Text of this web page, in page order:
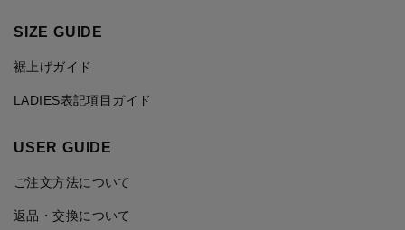
SIZE GUIDE
裾上げガイド
LADIES表記項目ガイド
USER GUIDE
ご注文方法について
返品・交換について